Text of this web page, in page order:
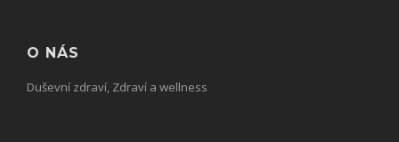
O NÁS
Duševní zdraví, Zdraví a wellness